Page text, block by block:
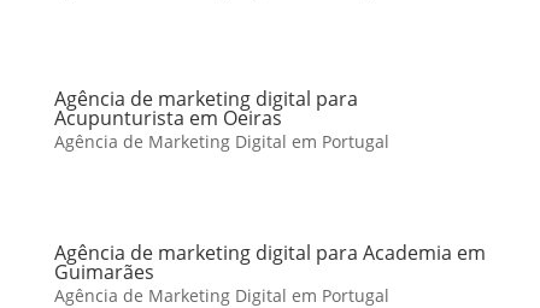
Agência de marketing digital para
Acupunturista em Oeiras
Agência de Marketing Digital em Portugal
Agência de marketing digital para Academia em
Guimarães
Agência de Marketing Digital em Portugal